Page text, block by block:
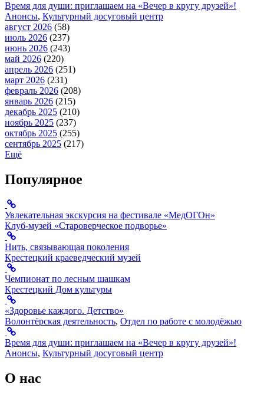
Время для души: приглашаем на «Вечер в кругу друзей»!
Анонсы, Культурный досуговый центр
август 2026 (58)
июль 2026 (237)
июнь 2026 (243)
май 2026 (220)
апрель 2026 (251)
март 2026 (231)
февраль 2026 (208)
январь 2026 (215)
декабрь 2025 (210)
ноябрь 2025 (237)
октябрь 2025 (255)
сентябрь 2025 (217)
Ещё
Популярное
Увлекательная экскурсия на фестивале «МедОГОн»
Клуб-музей «Староверческое подворье»
Нить, связывающая поколения
Крестецкий краеведческий музей
Чемпионат по лесным шашкам
Крестецкий Дом культуры
«Здоровье каждого. Детство»
Волонтёрская деятельность, Отдел по работе с молодёжью
Время для души: приглашаем на «Вечер в кругу друзей»!
Анонсы, Культурный досуговый центр
О нас